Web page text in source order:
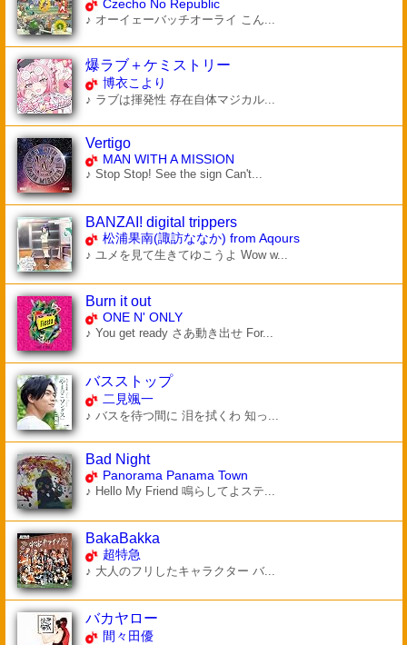
Czecho No Republic
♪ オーイェーバッチオーライ こん...
爆ラブ＋ケミストリー
博衣こより
♪ ラブは揮発性 存在自体マジカル...
Vertigo
MAN WITH A MISSION
♪ Stop Stop! See the sign Can't...
BANZAI! digital trippers
松浦果南(諏訪ななか) from Aqours
♪ ユメを見て生きてゆこうよ Wow w...
Burn it out
ONE N' ONLY
♪ You get ready さあ動き出せ For...
バスストップ
二見颯一
♪ バスを待つ間に 泪を拭くわ 知っ...
Bad Night
Panorama Panama Town
♪ Hello My Friend 鳴らしてよステ...
BakaBakka
超特急
♪ 大人のフリしたキャラクター バ...
バカヤロー
間々田優